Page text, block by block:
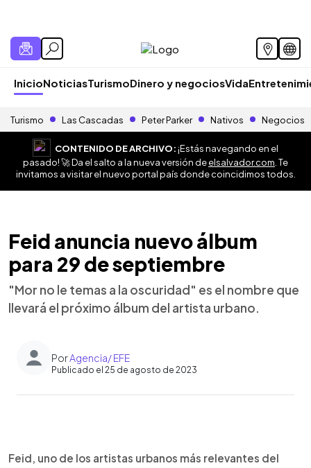
InicioNoticiasTurismoDinero y negociosVida
Turismo Las Cascadas Peter Parker Nativos Negocios
CONTENIDO DE ARCHIVO:¡Estás navegando en el
pasado! 🚀 Da el salto a la nueva versión deelsalvador.com . Te
invitamos a visitar el nuevo portal país donde coincidimos todos.
Feid anuncia nuevo álbum
para 29 de septiembre
"Mor no le temas a la oscuridad" es el nombre que
llevará el próximo álbum del artista urbano.
PorAgencia/ EFE
Publicado el 25 de agosto de 2023
Escuchar artículo
Feid, uno de los artistas urbanos más relevantes del